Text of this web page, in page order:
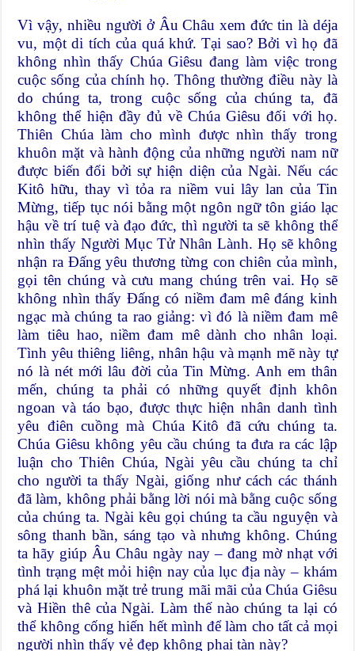
Vì vậy, nhiều người ở Âu Châu xem đức tin là déja
vu, một di tích của quá khứ. Tại sao? Bởi vì họ đã
không nhìn thấy Chúa Giêsu đang làm việc trong
cuộc sống của chính họ. Thông thường điều này là
do chúng ta, trong cuộc sống của chúng ta, đã
không thể hiện đầy đủ về Chúa Giêsu đối với họ.
Thiên Chúa làm cho mình được nhìn thấy trong
khuôn mặt và hành động của những người nam nữ
được biến đổi bởi sự hiện diện của Ngài. Nếu các
Kitô hữu, thay vì tỏa ra niềm vui lây lan của Tin
Mừng, tiếp tục nói bằng một ngôn ngữ tôn giáo lạc
hậu về trí tuệ và đạo đức, thì người ta sẽ không thể
nhìn thấy Người Mục Tử Nhân Lành. Họ sẽ không
nhận ra Đấng yêu thương từng con chiên của mình,
gọi tên chúng và cưu mang chúng trên vai. Họ sẽ
không nhìn thấy Đấng có niềm đam mê đáng kinh
ngạc mà chúng ta rao giảng: vì đó là niềm đam mê
làm tiêu hao, niềm đam mê dành cho nhân loại.
Tình yêu thiêng liêng, nhân hậu và mạnh mẽ này tự
nó là nét mới lâu đời của Tin Mừng. Anh em thân
mến, chúng ta phải có những quyết định khôn
ngoan và táo bạo, được thực hiện nhân danh tình
yêu điên cuồng mà Chúa Kitô đã cứu chúng ta.
Chúa Giêsu không yêu cầu chúng ta đưa ra các lập
luận cho Thiên Chúa, Ngài yêu cầu chúng ta chỉ
cho người ta thấy Ngài, giống như cách các thánh
đã làm, không phải bằng lời nói mà bằng cuộc sống
của chúng ta. Ngài kêu gọi chúng ta cầu nguyện và
sông thanh bần, sáng tạo và nhưng không. Chúng
ta hãy giúp Âu Châu ngày nay – đang mờ nhạt với
tình trạng mệt mỏi hiện nay của lục địa này – khám
phá lại khuôn mặt trẻ trung mãi mãi của Chúa Giêsu
và Hiền thê của Ngài. Làm thế nào chúng ta lại có
thể không cống hiến hết mình để làm cho tất cả mọi
người nhìn thấy vẻ đẹp không phai tàn này?